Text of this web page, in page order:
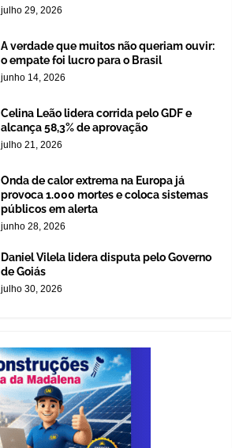
julho 29, 2026
A verdade que muitos não queriam ouvir:
o empate foi lucro para o Brasil
junho 14, 2026
Celina Leão lidera corrida pelo GDF e
alcança 58,3% de aprovação
julho 21, 2026
Onda de calor extrema na Europa já
provoca 1.000 mortes e coloca sistemas
públicos em alerta
junho 28, 2026
Daniel Vilela lidera disputa pelo Governo
de Goiás
julho 30, 2026